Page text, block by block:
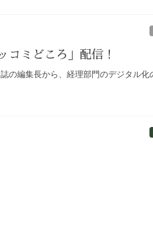
コミどころ」配信！
編集長から、経理部門のデジタル化